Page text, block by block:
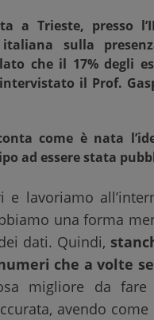
a Trieste, presso
sulla
che il 17% degli
il Prof.
come è nata
ad essere stata
e lavoriamo
una forma
dati. Quindi,
che a volte
migliore da
avendo